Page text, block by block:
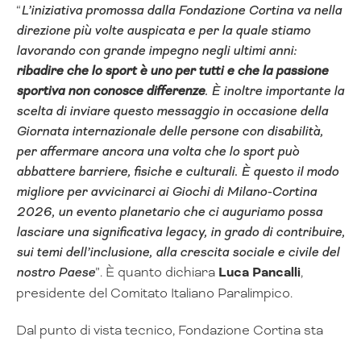
“L’iniziativa promossa dalla Fondazione Cortina va nella
direzione più volte auspicata e per la quale stiamo
lavorando con grande impegno negli ultimi anni:
ribadire che lo sport è uno per tutti e che la passione
sportiva non conosce differenze. È inoltre importante la
scelta di inviare questo messaggio in occasione della
Giornata internazionale delle persone con disabilità,
per affermare ancora una volta che lo sport può
abbattere barriere, fisiche e culturali. È questo il modo
migliore per avvicinarci ai Giochi di Milano-Cortina
2026, un evento planetario che ci auguriamo possa
lasciare una significativa legacy, in grado di contribuire,
sui temi dell’inclusione, alla crescita sociale e civile del
nostro Paese”. È quanto dichiara Luca Pancalli,
presidente del Comitato Italiano Paralimpico.
Dal punto di vista tecnico, Fondazione Cortina sta